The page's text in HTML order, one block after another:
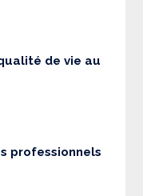
de vie au
professionnels